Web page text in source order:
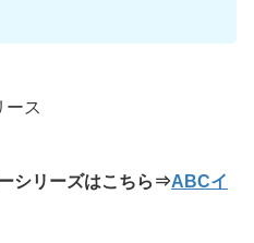
ース
シリーズはこちら⇒ABCイ